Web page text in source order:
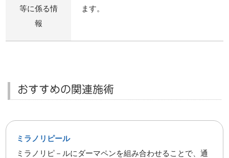
等に係る情
報
ます。
おすすめの関連施術
ミラノリピール
ミラノリピ－ルにダーマペンを組み合わせることで、通